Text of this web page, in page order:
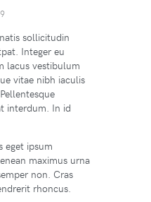
sollicitudin
Integer eu
lacus vestibulum
vitae nibh iaculis
interdum. In id
eget ipsum
maximus urna
non. Cras
rhoncus.